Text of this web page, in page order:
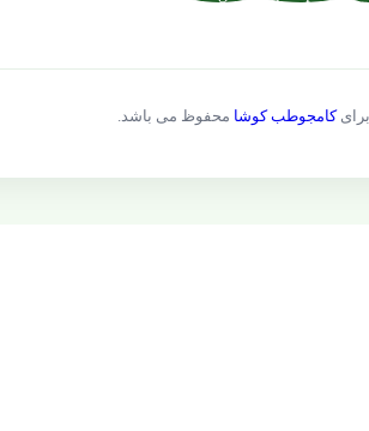
کامجوطب کوشا محفوظ می باشد.